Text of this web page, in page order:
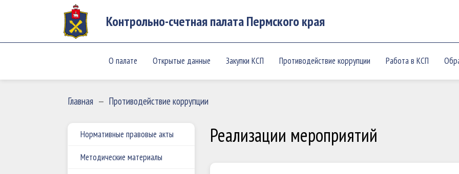
Контрольно-счетная палата Пермского края
О палате Открытые данные Закупки КСП Противодействие коррупции Работа в КСП
Главная — Противодействие коррупции
Нормативные правовые акты
Методические материалы
Реализации мероприятий